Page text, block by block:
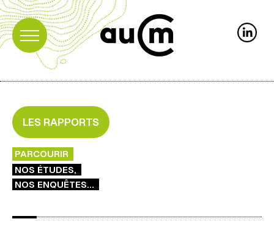
LES RAPPORTS
PARCOURIR
NOS ÉTUDES,
NOS ENQUÊTES...